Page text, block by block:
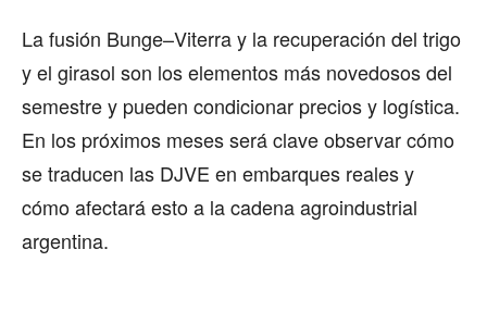
La fusión Bunge–Viterra y la recuperación del trigo
y el girasol son los elementos más novedosos del
semestre y pueden condicionar precios y logística.
En los próximos meses será clave observar cómo
se traducen las DJVE en embarques reales y
cómo afectará esto a la cadena agroindustrial
argentina.